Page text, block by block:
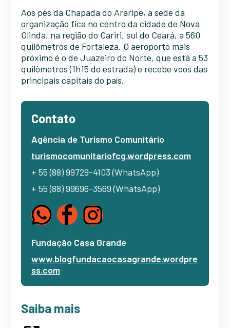
Aos pés da Chapada do Araripe, a sede da
organização fica no centro da cidade de Nova
Olinda, na região do Cariri, sul do Ceará, a 560
quilômetros de Fortaleza. O aeroporto mais
próximo é o de Juazeiro do Norte, que está a 53
quilômetros (1h15 de estrada) e recebe voos das
principais capitais do país.
Contato
Agência de Turismo Comunitário
turismocomunitariofcg.wordpress.com
+ 55 (88) 99729-4103 (WhatsApp)
+ 55 (88) 99696-3569 (WhatsApp)
Fundação Casa Grande
www.blogfundacaocasagrande.wordpre
ss.com
Saiba mais